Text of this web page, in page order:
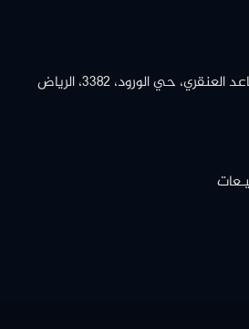
٦٦٤١ المهندس مساعد العنقري، حي الورود، ٣٣٨٢، الرياض